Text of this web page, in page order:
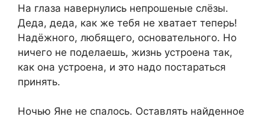
На глаза навернулись непрошеные слёзы.
Деда, деда, как же тебя не хватает теперь!
Надёжного, любящего, основательного. Но
ничего не поделаешь, жизнь устроена так,
как она устроена, и это надо постараться
принять.
Ночью Яне не спалось. Оставлять найденное